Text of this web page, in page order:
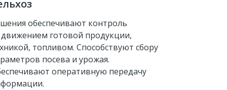
обеспечивают контроль
движением готовой продукции,
топливом. Способствуют сбору
посева и урожая.
оперативную передачу